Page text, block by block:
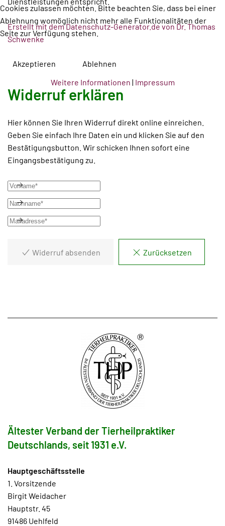
Erstellt mit dem Datenschutz-Generator.de von Dr. Thomas
Schwenke
Widerruf erklären
Hier können Sie Ihren Widerruf direkt online einreichen.
Geben Sie einfach Ihre Daten ein und klicken Sie auf den
Bestätigungsbutton. Wir schicken Ihnen sofort eine
Eingangsbestätigung zu.
Widerruf absenden Zurücksetzen
Ältester Verband der Tierheilpraktiker
Deutschlands, seit 1931 e.V.
Hauptgeschäftsstelle
1. Vorsitzende
Birgit Weidacher
Hauptstr. 45
91486 Uehlfeld
Cookies zulassen möchten. Bitte beachten Sie, dass bei einer
Ablehnung womöglich nicht mehr alle Funktionalitäten der
Seite zur Verfügung stehen.
Akzeptieren
Ablehnen
Weitere Informationen | Impressum